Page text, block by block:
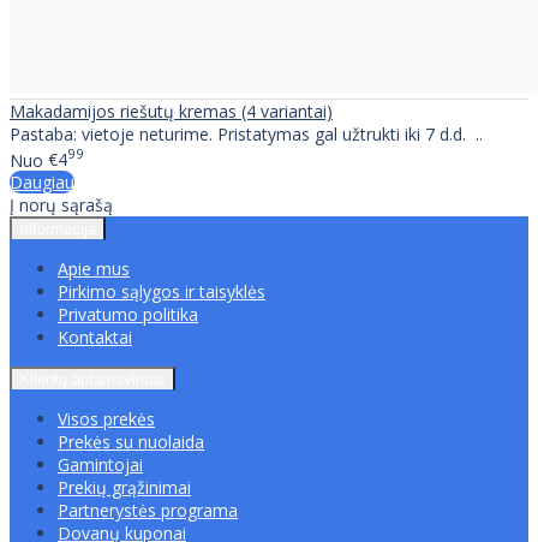
Makadamijos riešutų kremas (4 variantai)
Pastaba: vietoje neturime. Pristatymas gal užtrukti iki 7 d.d. ..
Nuo €499
Daugiau
Į norų sąrašą
Apie mus
Pirkimo sąlygos ir taisyklės
Privatumo politika
Kontaktai
Visos prekės
Prekės su nuolaida
Gamintojai
Prekių grąžinimai
Partnerystės programa
Dovanų kuponai